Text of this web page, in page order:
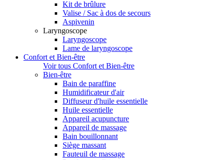
Kit de brûlure
Valise / Sac à dos de secours
Aspivenin
Laryngoscope
Laryngoscope
Lame de laryngoscope
Confort et Bien-être
Voir tous Confort et Bien-être
Bien-être
Bain de paraffine
Humidificateur d'air
Diffuseur d'huile essentielle
Huile essentielle
Appareil acupuncture
Appareil de massage
Bain bouillonnant
Siège massant
Fauteuil de massage